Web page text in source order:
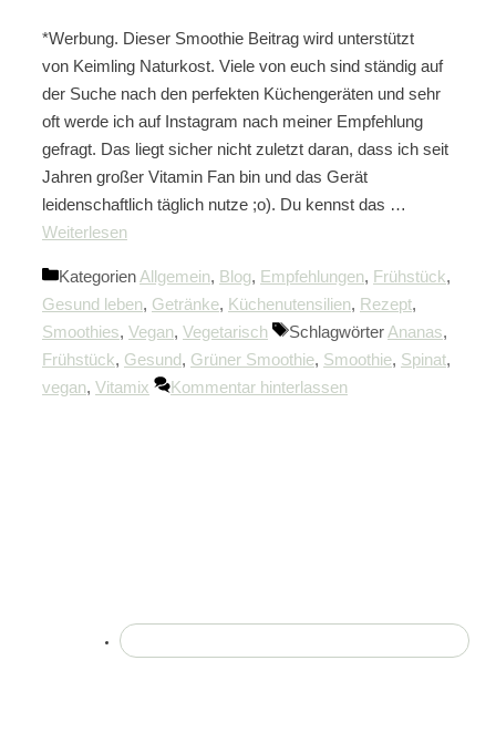
*Werbung. Dieser Smoothie Beitrag wird unterstützt
von Keimling Naturkost. Viele von euch sind ständig auf
der Suche nach den perfekten Küchengeräten und sehr
oft werde ich auf Instagram nach meiner Empfehlung
gefragt. Das liegt sicher nicht zuletzt daran, dass ich seit
Jahren großer Vitamin Fan bin und das Gerät
leidenschaftlich täglich nutze ;o). Du kennst das …
Weiterlesen
KategorienAllgemein, Blog, Empfehlungen, Frühstück,
Gesund leben, Getränke, Küchenutensilien, Rezept,
Smoothies, Vegan, Vegetarisch SchlagwörterAnanas,
Frühstück, Gesund, Grüner Smoothie, Smoothie, Spinat,
vegan, Vitamix Kommentar hinterlassen